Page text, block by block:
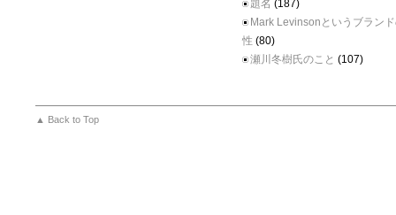
題名 (187)
Mark Levinsonというブラン
性 (80)
瀬川冬樹氏のこと (107)
▲ Back to Top